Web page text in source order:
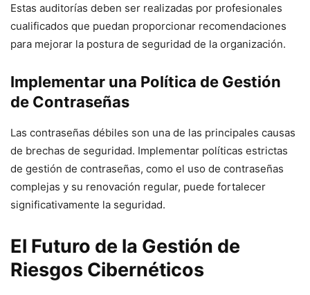
Estas auditorías deben ser realizadas por profesionales
cualificados que puedan proporcionar recomendaciones
para mejorar la postura de seguridad de la organización.
Implementar una Política de Gestión
de Contraseñas
Las contraseñas débiles son una de las principales causas
de brechas de seguridad. Implementar políticas estrictas
de gestión de contraseñas, como el uso de contraseñas
complejas y su renovación regular, puede fortalecer
significativamente la seguridad.
El Futuro de la Gestión de
Riesgos Cibernéticos